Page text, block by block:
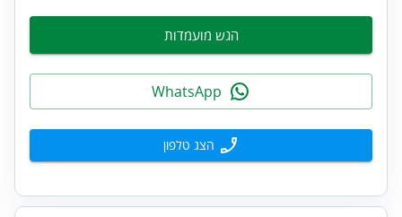
הגש מועמדות
הצג טלפון